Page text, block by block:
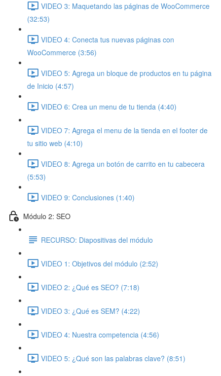
VIDEO 3: Maquetando las páginas de WooCommerce
(32:53)
VIDEO 4: Conecta tus nuevas páginas con
WooCommerce (3:56)
VIDEO 5: Agrega un bloque de productos en tu página
de Inicio (4:57)
VIDEO 6: Crea un menu de tu tienda (4:40)
VIDEO 7: Agrega el menu de la tienda en el footer de
tu sitio web (4:10)
VIDEO 8: Agrega un botón de carrito en tu cabecera
(5:53)
VIDEO 9: Conclusiones (1:40)
Módulo 2: SEO
RECURSO: Diapositivas del módulo
VIDEO 1: Objetivos del módulo (2:52)
VIDEO 2: ¿Qué es SEO? (7:18)
VIDEO 3: ¿Qué es SEM? (4:22)
VIDEO 4: Nuestra competencia (4:56)
VIDEO 5: ¿Qué son las palabras clave? (8:51)